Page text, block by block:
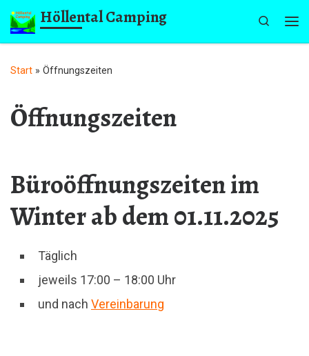
Zum Inhalt springen
Höllental Camping
Search
Start » Öffnungszeiten
Öffnungszeiten
Büroöffnungszeiten im
Winter ab dem 01.11.2025
Täglich
jeweils 17:00 – 18:00 Uhr
und nach Vereinbarung